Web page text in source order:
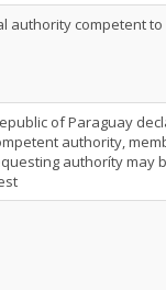
authority competent
of Paraguay
authority,
authoríty may